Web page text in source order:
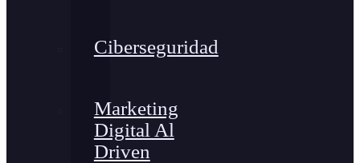
Ciberseguridad
Marketing
Digital Al
Driven